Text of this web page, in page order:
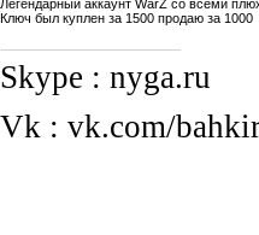
Легендарный аккаунт WarZ со всеми
Ключ был куплен за 1500 продаю за 1000
Skype : nyga.ru
Vk : vk.com/